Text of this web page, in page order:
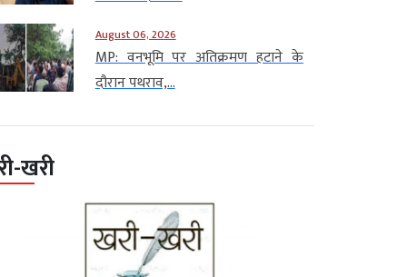
August 06, 2026
MP: वनभूमि पर अतिक्रमण हटाने के
दौरान पथराव,...
खरी